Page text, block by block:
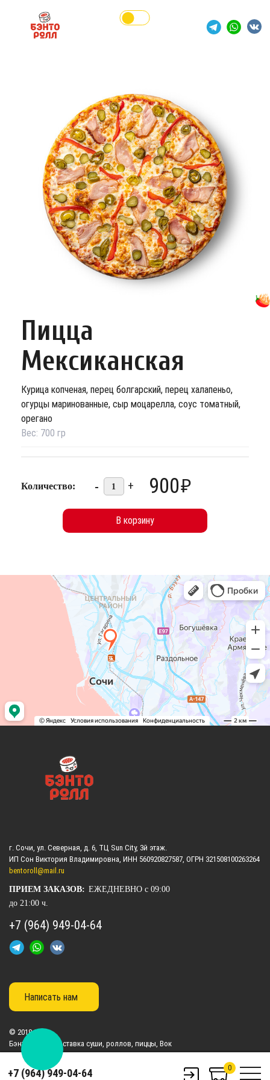
+7 (964) 949-04-64 0
Пицца
Мексиканская
Курица копченая, перец болгарский, перец халапеньо,
огурцы маринованные, сыр моцарелла, соус томатный,
орегано
Вес: 700 гр
Количество: - 1 + 900₽
В корзину
г. Сочи, ул. Северная, д. 6, ТЦ Sun City, 3й этаж.
ИП Сон Виктория Владимировна, ИНН 560920827587, ОГРН 321508100263264
bentoroll@mail.ru
ПРИЕМ ЗАКАЗОВ: ЕЖЕДНЕВНО с 09:00
до 21:00 ч.
+7 (964) 949-04-64
Написать нам
© 2018-2026.
Бэнто Ролл | Доставка суши, роллов, пиццы, Вок